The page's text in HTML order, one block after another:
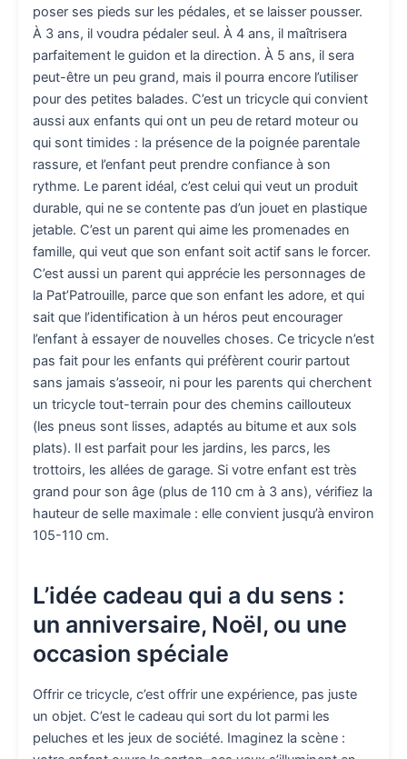
poser ses pieds sur les pédales, et se laisser pousser.
À 3 ans, il voudra pédaler seul. À 4 ans, il maîtrisera
parfaitement le guidon et la direction. À 5 ans, il sera
peut-être un peu grand, mais il pourra encore l’utiliser
pour des petites balades. C’est un tricycle qui convient
aussi aux enfants qui ont un peu de retard moteur ou
qui sont timides : la présence de la poignée parentale
rassure, et l’enfant peut prendre confiance à son
rythme. Le parent idéal, c’est celui qui veut un produit
durable, qui ne se contente pas d’un jouet en plastique
jetable. C’est un parent qui aime les promenades en
famille, qui veut que son enfant soit actif sans le forcer.
C’est aussi un parent qui apprécie les personnages de
la Pat’Patrouille, parce que son enfant les adore, et qui
sait que l’identification à un héros peut encourager
l’enfant à essayer de nouvelles choses. Ce tricycle n’est
pas fait pour les enfants qui préfèrent courir partout
sans jamais s’asseoir, ni pour les parents qui cherchent
un tricycle tout-terrain pour des chemins caillouteux
(les pneus sont lisses, adaptés au bitume et aux sols
plats). Il est parfait pour les jardins, les parcs, les
trottoirs, les allées de garage. Si votre enfant est très
grand pour son âge (plus de 110 cm à 3 ans), vérifiez la
hauteur de selle maximale : elle convient jusqu’à environ
105-110 cm.
L’idée cadeau qui a du sens :
un anniversaire, Noël, ou une
occasion spéciale
Offrir ce tricycle, c’est offrir une expérience, pas juste
un objet. C’est le cadeau qui sort du lot parmi les
peluches et les jeux de société. Imaginez la scène :